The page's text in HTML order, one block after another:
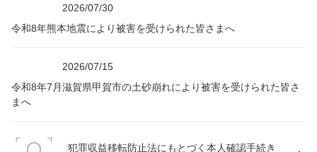
2026/07/30
令和8年熊本地震により被害を受けられた皆さまへ
2026/07/15
令和8年7月滋賀県甲賀市の土砂崩れにより被害を受けられた皆さ
まへ
犯罪収益移転防止法にもとづく本人確認手続き